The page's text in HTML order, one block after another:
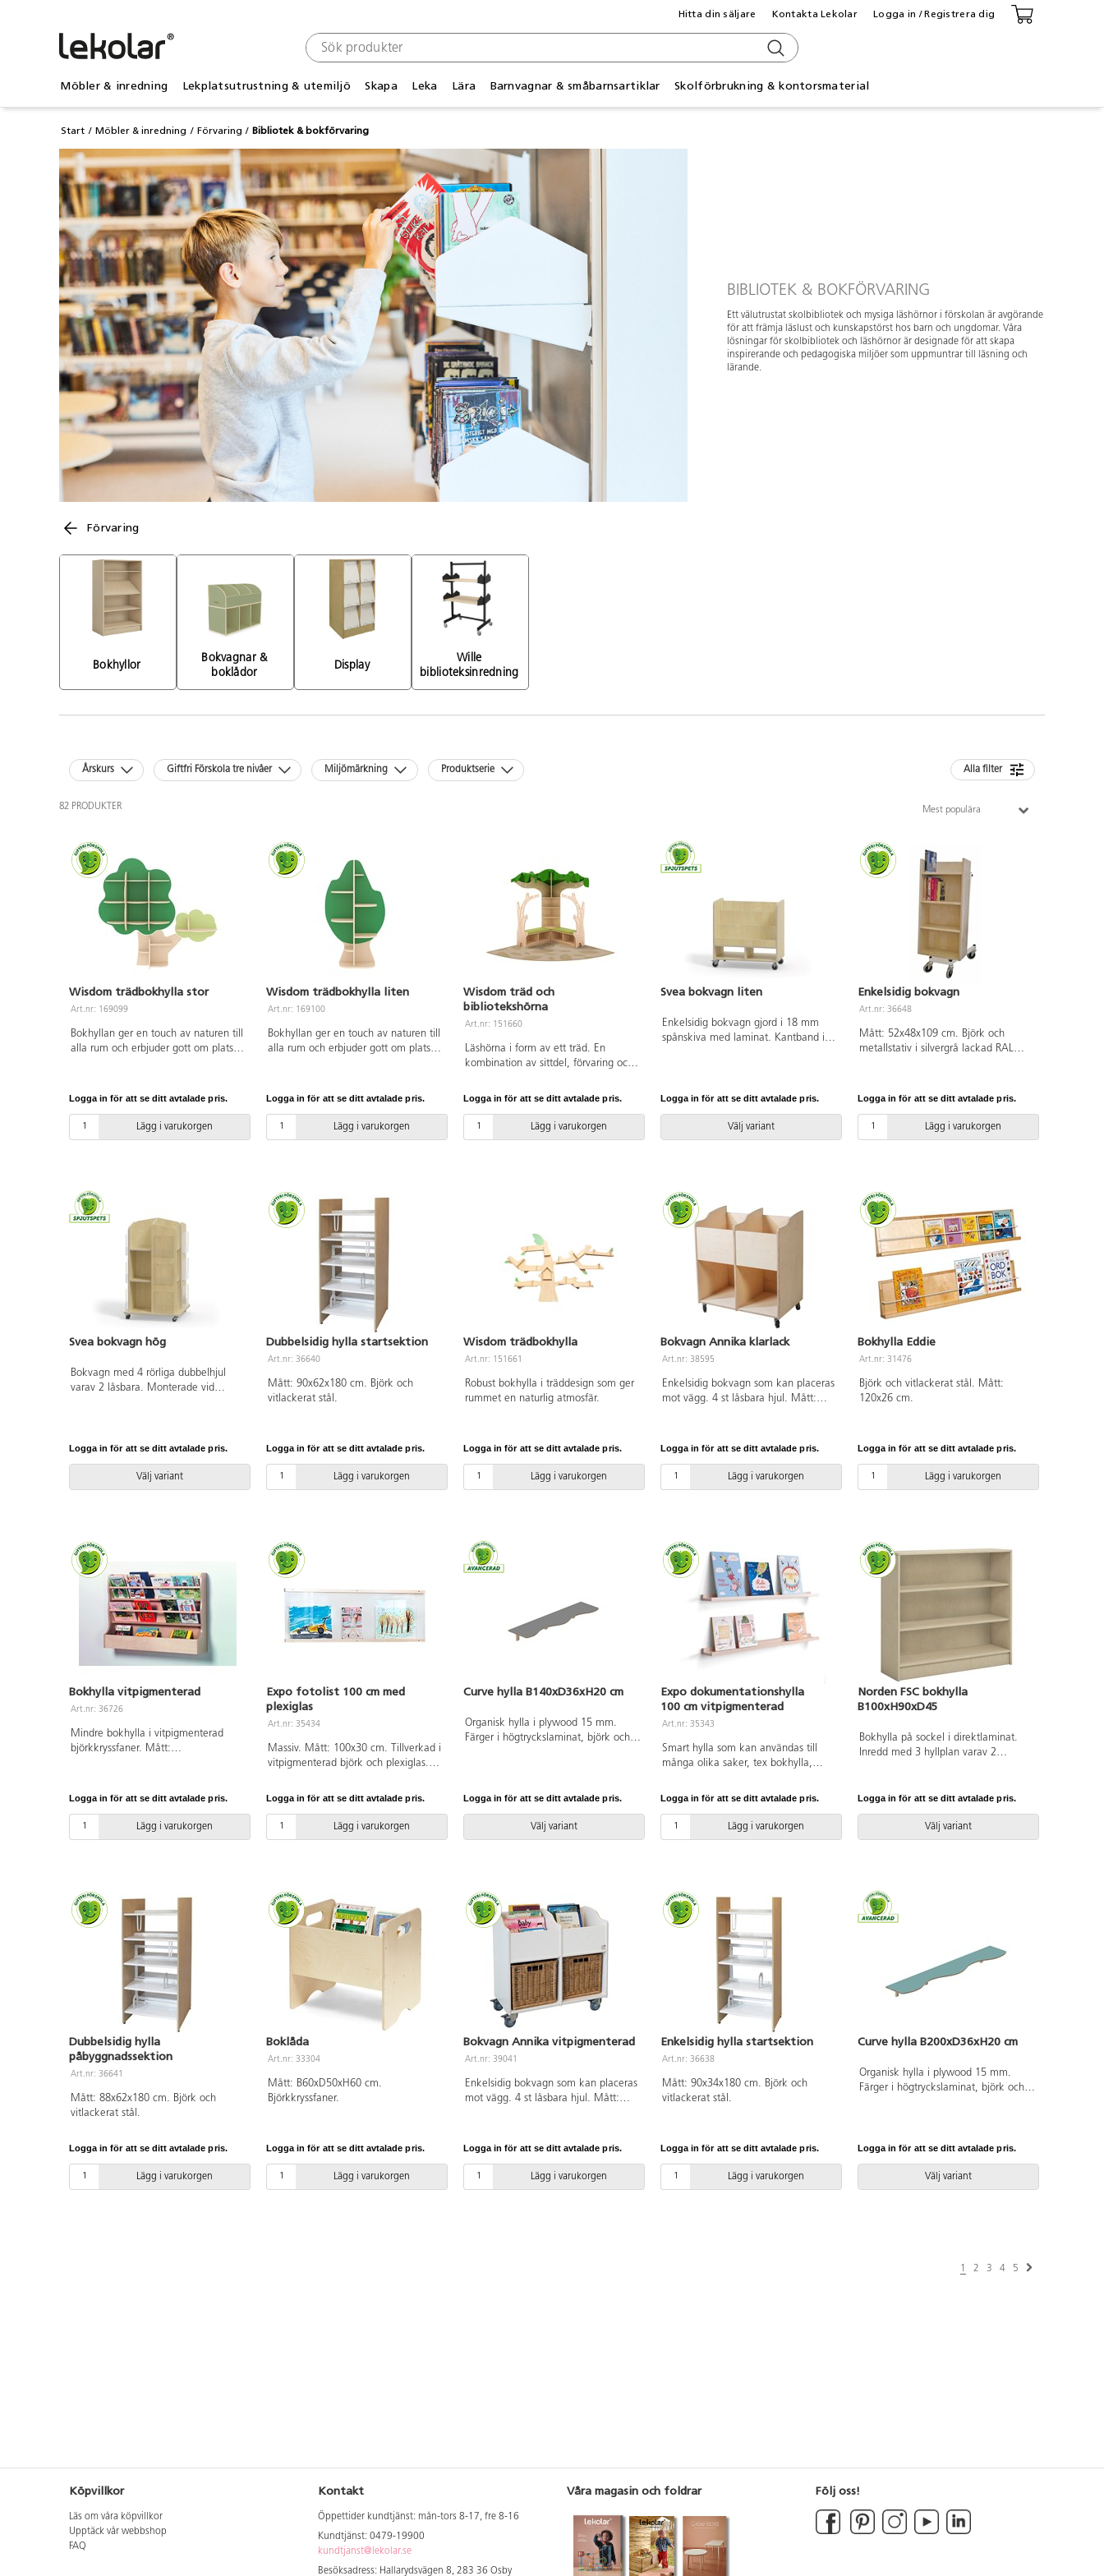
Möbler & inredning Lekplatsutrustning & utemiljö Skapa Leka Lära Barnvagnar & småbarnsartiklar Skolförbrukning & kontorsmaterial
Hitta din säljare Kontakta Lekolar Logga in / Registrera dig
Start Möbler & inredning Förvaring Bibliotek & bokförvaring
BIBLIOTEK & BOKFÖRVARING
Ett välutrustat skolbibliotek och mysiga läshörnor i förskolan är avgörande
för att främja läslust och kunskapstörst hos barn och ungdomar. Våra
lösningar för skolbibliotek och läshörnor är designade för att skapa
inspirerande och pedagogiska miljöer som uppmuntrar till läsning och
lärande.
Förvaring
Bokhyllor
Bokvagnar &
boklådor
Display
Wille
biblioteksinredning
Årskurs Giftfri Förskola tre nivåer Miljömärkning Produktserie Alla filter
82 PRODUKTER Mest populära
Wisdom trädbokhylla stor
Art.nr: 169099
Bokhyllan ger en touch av naturen till
alla rum och erbjuder gott om plats
med melaminbeläggning i
Logga in för att se ditt avtalade pris.
Lägg i varukorgen
Wisdom trädbokhylla liten
Art.nr: 169100
Bokhyllan ger en touch av naturen till
alla rum och erbjuder gott om plats
med melaminbeläggning i
Logga in för att se ditt avtalade pris.
Lägg i varukorgen
Wisdom träd och
bibliotekshörna
Art.nr: 151660
Läshörna i form av ett träd. En
kombination av sittdel, förvaring och
Dekorera och designa trädgrenar
L200xB200 cm.
Logga in för att se ditt avtalade pris.
Lägg i varukorgen
Svea bokvagn liten
Enkelsidig bokvagn gjord i 18 mm
spånskiva med laminat. Kantband i
8 cm. Höjd bakkant på de två främre
hylla 23 cm. Översta bakkanten är
18 cm. Djup varje hylla 12 cm.
Fackmått nederst 14,5 cm hög, bredd
Logga in för att se ditt avtalade pris.
Välj variant
Enkelsidig bokvagn
Art.nr: 36648
Mått: 52x48x109 cm. Björk och
metallstativ i silvergrå lackad RAL
Logga in för att se ditt avtalade pris.
Lägg i varukorgen
Svea bokvagn hög
Bokvagn med 4 rörliga dubbelhjul
varav 2 låsbara. Monterade vid
med laminat. Kantband i
plywoodlook. Mått: H120x60x60 cm.
Bottenplattan 69x69 cm. Hyllplan
27x27 cm. Höjd mellan hyllplan
Logga in för att se ditt avtalade pris.
Välj variant
Dubbelsidig hylla startsektion
Art.nr: 36640
Mått: 90x62x180 cm. Björk och
vitlackerat stål.
Logga in för att se ditt avtalade pris.
Lägg i varukorgen
Wisdom trädbokhylla
Art.nr: 151661
Robust bokhylla i träddesign som ger
rummet en naturlig atmosfär.
Logga in för att se ditt avtalade pris.
Lägg i varukorgen
Bokvagn Annika klarlack
Art.nr: 38595
Enkelsidig bokvagn som kan placeras
mot vägg. 4 st låsbara hjul. Mått:
Logga in för att se ditt avtalade pris.
Lägg i varukorgen
Bokhylla Eddie
Art.nr: 31476
Björk och vitlackerat stål. Mått:
120x26 cm.
Logga in för att se ditt avtalade pris.
Lägg i varukorgen
Bokhylla vitpigmenterad
Art.nr: 36726
Mindre bokhylla i vitpigmenterad
björkkryssfaner. Mått:
Logga in för att se ditt avtalade pris.
Lägg i varukorgen
Expo fotolist 100 cm med
plexiglas
Art.nr: 35434
Massiv. Mått: 100x30 cm. Tillverkad i
vitpigmenterad björk och plexiglas.
Logga in för att se ditt avtalade pris.
Lägg i varukorgen
Curve hylla B140xD36xH20 cm
Organisk hylla i plywood 15 mm.
Färger i högtryckslaminat, björk och
Logga in för att se ditt avtalade pris.
Välj variant
Expo dokumentationshylla
100 cm vitpigmenterad
Art.nr: 35343
Smart hylla som kan användas till
många olika saker, tex bokhylla,
Vitpigmenterad i massivträ.Finns i tre
Logga in för att se ditt avtalade pris.
Lägg i varukorgen
Norden FSC bokhylla
B100xH90xD45
Bokhylla på sockel i direktlaminat.
Inredd med 3 hyllplan varav 2
Logga in för att se ditt avtalade pris.
Välj variant
Dubbelsidig hylla
påbyggnadssektion
Art.nr: 36641
Mått: 88x62x180 cm. Björk och
vitlackerat stål.
Logga in för att se ditt avtalade pris.
Lägg i varukorgen
Boklåda
Art.nr: 33304
Mått: B60xD50xH60 cm.
Björkkryssfaner.
Logga in för att se ditt avtalade pris.
Lägg i varukorgen
Bokvagn Annika vitpigmenterad
Art.nr: 39041
Enkelsidig bokvagn som kan placeras
mot vägg. 4 st låsbara hjul. Mått:
Logga in för att se ditt avtalade pris.
Lägg i varukorgen
Enkelsidig hylla startsektion
Art.nr: 36638
Mått: 90x34x180 cm. Björk och
vitlackerat stål.
Logga in för att se ditt avtalade pris.
Lägg i varukorgen
Curve hylla B200xD36xH20 cm
Organisk hylla i plywood 15 mm.
Färger i högtryckslaminat, björk och
Logga in för att se ditt avtalade pris.
Välj variant
1 2 3 4 5
Köpvillkor
Läs om våra köpvillkor
Upptäck vår webbshop
FAQ
Kontakt
Öppettider kundtjänst: mån-tors 8-17, fre 8-16
Kundtjänst: 0479-19900
kundtjanst@lekolar.se
Besöksadress: Hallarydsvägen 8, 283 36 Osby
Våra magasin och foldrar Följ oss!